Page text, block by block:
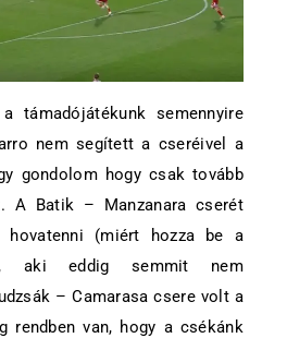
támadójátékunk semennyire
nem segített a cseréivel a
gondolom hogy csak tovább
A Batik – Manzanara cserét
hovatenni (miért hozza be a
aki eddig semmit nem
– Camarasa csere volt a
rendben van, hogy a csékánk